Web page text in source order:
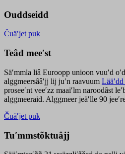
Ouddseidd
Čuäʹjet puk
Teâđ meeʹst
Säʹmmla liâ Euroopp unioon vuuʹd
alggmeersââʹjj lij juʹn raavuum
proseeʹnt veeʹzz maaiʹlm naroodâst
alggmeeraid. Alggmeer jeäʹlle 90
Čuäʹjet puk
Tuʹmmstõktuâjj